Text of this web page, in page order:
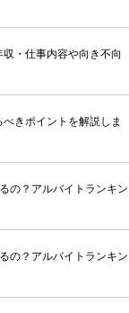
・仕事内容や向き不向
きポイントを解説しま
の？アルバイトランキン
の？アルバイトランキン